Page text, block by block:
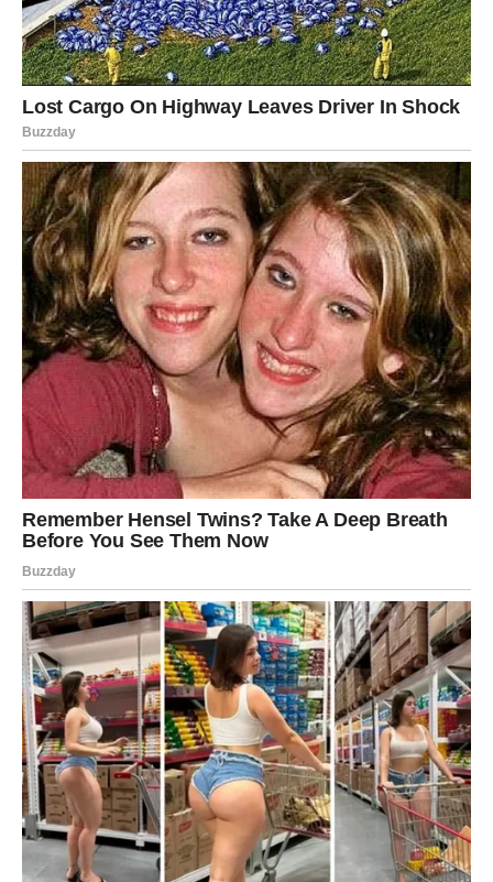
komentar osvetljava nisku zahvalnost i poštovanje koje neki
muzičari imaju prema onima koji su im pomogli da postanu
ono što jesu. Njena izjava ukazuje na ironiju u muzičkoj
industriji, gde se često zaboravlja na rane uticaje i inspiraciju
koje su oblikovale trenutne uspehe.
Đulkica je istakla kako je tužno što se oni koji su ranije uživali
u Sinanovim pesmama sada prave da nikada nisu poznavali
tog velikana.“Neki su karijere izgradili na njegovim
pesmama. Popevši se uz njegov glas, uz njegove hitove,
uz njegove suze pretvorene u note.”Ove reči naglašavaju
koliko je Sinanova muzika imala utjecaj ne samo na njegove
obožavatelje, već i na kolege koje su ga koristile kao
inspiraciju. Priče o njegovim pesmama su deo muzičke
prošlosti Balkana, a Đulkica se trudi da očuva njegovu baštinu
i učini je prepoznatljivom i budućim generacijama.